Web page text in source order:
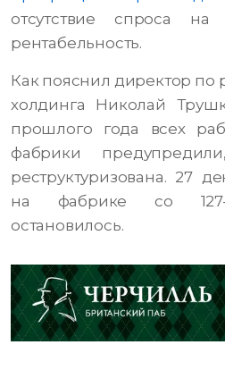
отсутствие спроса
рентабельность.
Как пояснил директор по
холдинга Николай
прошлого года всех
фабрики
реструктуризована. 27
на фабрике со 127-
остановилось.